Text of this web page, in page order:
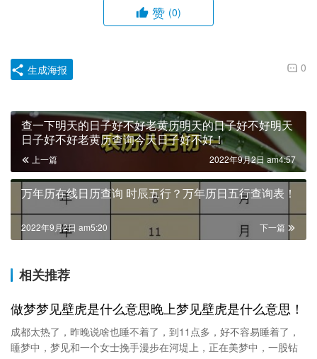
赞 (0)
0
生成海报
查一下明天的日子好不好老黄历明天的日子好不好明天
日子好不好老黄历查询今天日子好不好！
上一篇 2022年9月2日 am4:57
万年历在线日历查询 时辰五行？万年历日五行查询表！
下一篇
2022年9月2日 am5:20
相关推荐
做梦梦见壁虎是什么意思晚上梦见壁虎是什么意思！
成都太热了，昨晚说啥也睡不着了，到11点多，好不容易睡着了，
睡梦中，梦见和一个女士挽手漫步在河堤上，正在美梦中，一股钻